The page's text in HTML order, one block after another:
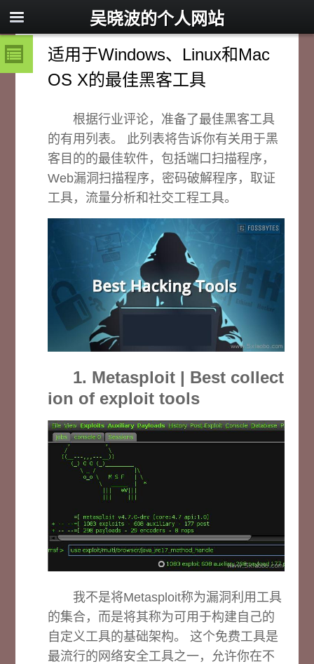
吴晓波的个人网站
适用于Windows、Linux和Mac
OS X的最佳黑客工具
根据行业评论，准备了最佳黑客工具
的有用列表。 此列表将告诉你有关用于黑
客目的的最佳软件，包括端口扫描程序，
Web漏洞扫描程序，密码破解程序，取证
工具，流量分析和社交工程工具。
1. Metasploit | Best collect
ion of exploit tools
我不是将Metasploit称为漏洞利用工具
的集合，而是将其称为可用于构建自己的
自定义工具的基础架构。 这个免费工具是
最流行的网络安全工具之一，允许你在不